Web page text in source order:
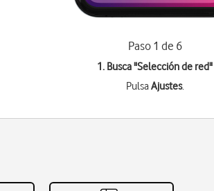
Paso 1 de 6
1. Busca "Selección de red"
PulsaAjustes.